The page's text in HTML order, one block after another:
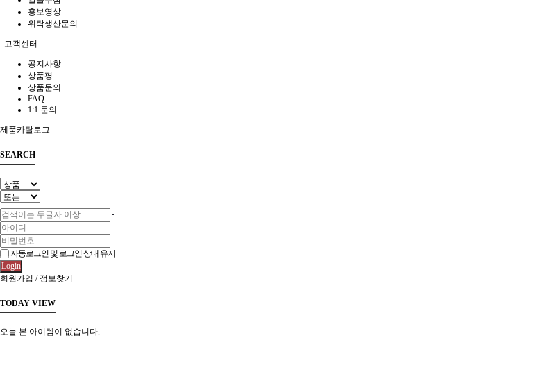
홍보영상
위탁생산문의
고객센터
공지사항
상품평
상품문의
FAQ
1:1 문의
제품카탈로그
SEARCH
자동로그인 및 로그인 상태 유지
Login
회원가입 / 정보찾기
TODAY VIEW
오늘 본 아이템이 없습니다.